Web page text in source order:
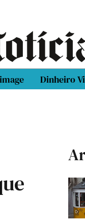
Dinheiro